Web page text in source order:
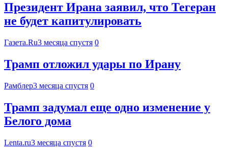
Президент Ирана заявил, что Тегеран
не будет капитулировать
Газета.Ru3 месяца спустя 0
Трамп отложил удары по Ирану
Рамблер3 месяца спустя 0
Трамп задумал еще одно изменение у
Белого дома
Lenta.ru3 месяца спустя 0